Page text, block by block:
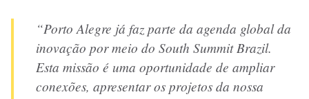
“Porto Alegre já faz parte da agenda global da
inovação por meio do South Summit Brazil.
Esta missão é uma oportunidade de ampliar
conexões, apresentar os projetos da nossa